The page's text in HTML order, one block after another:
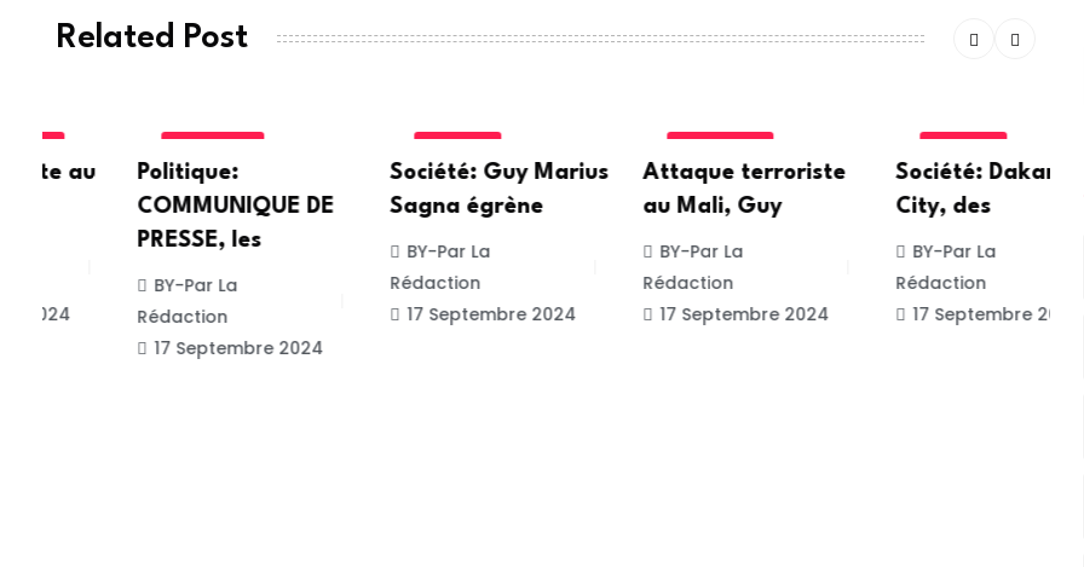
Related Post
Politique:
COMMUNIQUE DE
PRESSE, les
BY-Par La
Rédaction
17 Septembre 2024
Société: Guy Marius
Sagna égrène
BY-Par La
Rédaction
17 Septembre 2024
Attaque terroriste
au Mali, Guy
BY-Par La
Rédaction
17 Septembre 2024
Société: Dakar New
City, des
BY-Par La
Rédaction
17 Septembre 2024